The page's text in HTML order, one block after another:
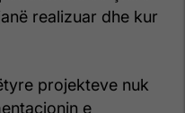
realizuar dhe kur
projekteve nuk
e